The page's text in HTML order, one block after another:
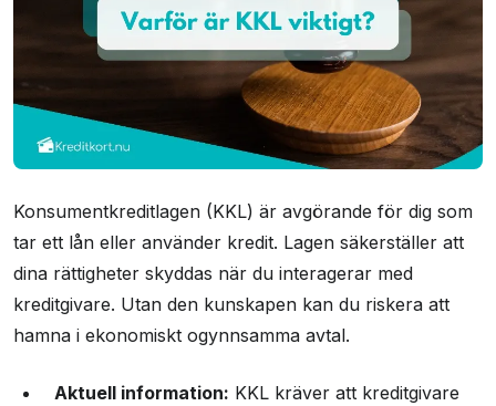
Konsumentkreditlagen (KKL) är avgörande för dig som
tar ett lån eller använder kredit. Lagen säkerställer att
dina rättigheter skyddas när du interagerar med
kreditgivare. Utan den kunskapen kan du riskera att
hamna i ekonomiskt ogynnsamma avtal.
Aktuell information: KKL kräver att kreditgivare